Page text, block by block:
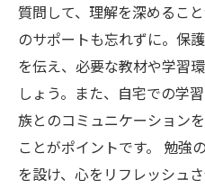
質問して、理解を深めるこ
のサポートも忘れずに。保
を伝え、必要な教材や学習
しょう。また、自宅での学
族とのコミュニケーション
ことがポイントです。 勉強
を設け、心をリフレッシュ